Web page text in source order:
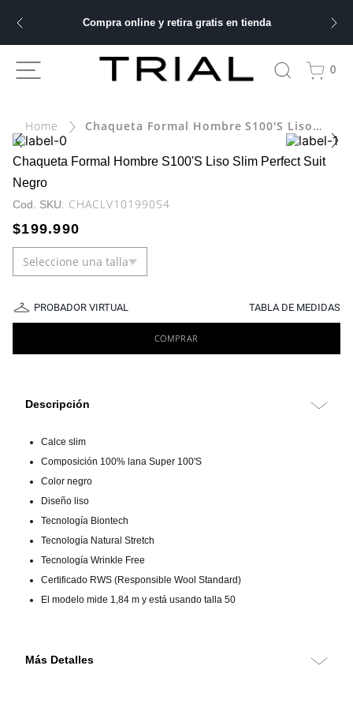
Compra online y retira gratis en tienda
0
Chaqueta Formal Hombre S100'S Liso Slim Perfect Suit Negro
Chaqueta Formal Hombre S100'S Liso Slim Perfect Suit
Negro
: CHACLV10199054
$199.990
Seleccione una talla
PROBADOR VIRTUAL TABLA DE MEDIDAS
COMPRAR
Descripción
Calce slim
Composición 100% lana Super 100'S
Color negro
Diseño liso
Tecnología Biontech
Tecnología Natural Stretch
Tecnología Wrinkle Free
Certificado RWS (Responsible Wool Standard)
El modelo mide 1,84 m y está usando talla 50
Más Detalles
BUSCADOS